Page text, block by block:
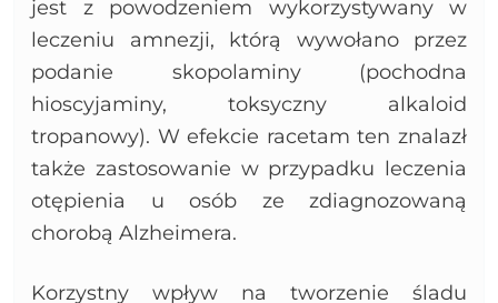
jest z powodzeniem wykorzystywany w
leczeniu amnezji, którą wywołano przez
podanie skopolaminy (pochodna
hioscyjaminy, toksyczny alkaloid
tropanowy). W efekcie racetam ten znalazł
także zastosowanie w przypadku leczenia
otępienia u osób ze zdiagnozowaną
chorobą Alzheimera.
Korzystny wpływ na tworzenie śladu